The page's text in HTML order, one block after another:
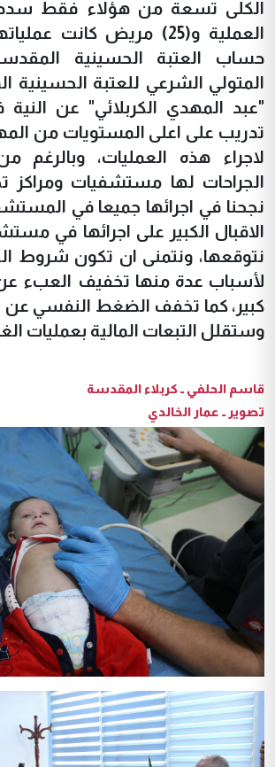
الكلى تسعة من هؤلاء فقط
العملية و(25) مريض كانت
حساب العتبة الحسينية
المتولي الشرعي للعتبة الحسينية
"عبد المهدي الكربلائي" عن النية
تدريب على اعلى المستويات من
لاجراء هذه العمليات،
الجراحات لها مستشفيات ومراكز
نجحنا في اجرائها جميعا في
الاقبال الكبير على اجرائها في
نتوقعها، ونتمنى ان تكون شروط
لأسباب عدة منها تخفيف العبء
كبير، كما تخفف الضغط النفسي عن
وستقلل التبعات المالية بعمليات
قاسم الحلفي ــ كربلاء المقدسة
تصوير ــ عمار الخالدي